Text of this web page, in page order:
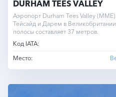
DURHAM TEES VALLEY
Аэропорт Durham Tees Valley
Тейсайд и Дарем в
полосы составляет 37 метров.
Код IATA:
Место: